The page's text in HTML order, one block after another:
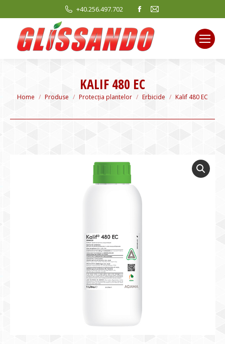
+40.256.497.702
Facebook
opens
in
new
Mail
new
KALIF 480 EC
You are here:
Home Produse Protecția plantelor Erbicide Kalif 480 EC